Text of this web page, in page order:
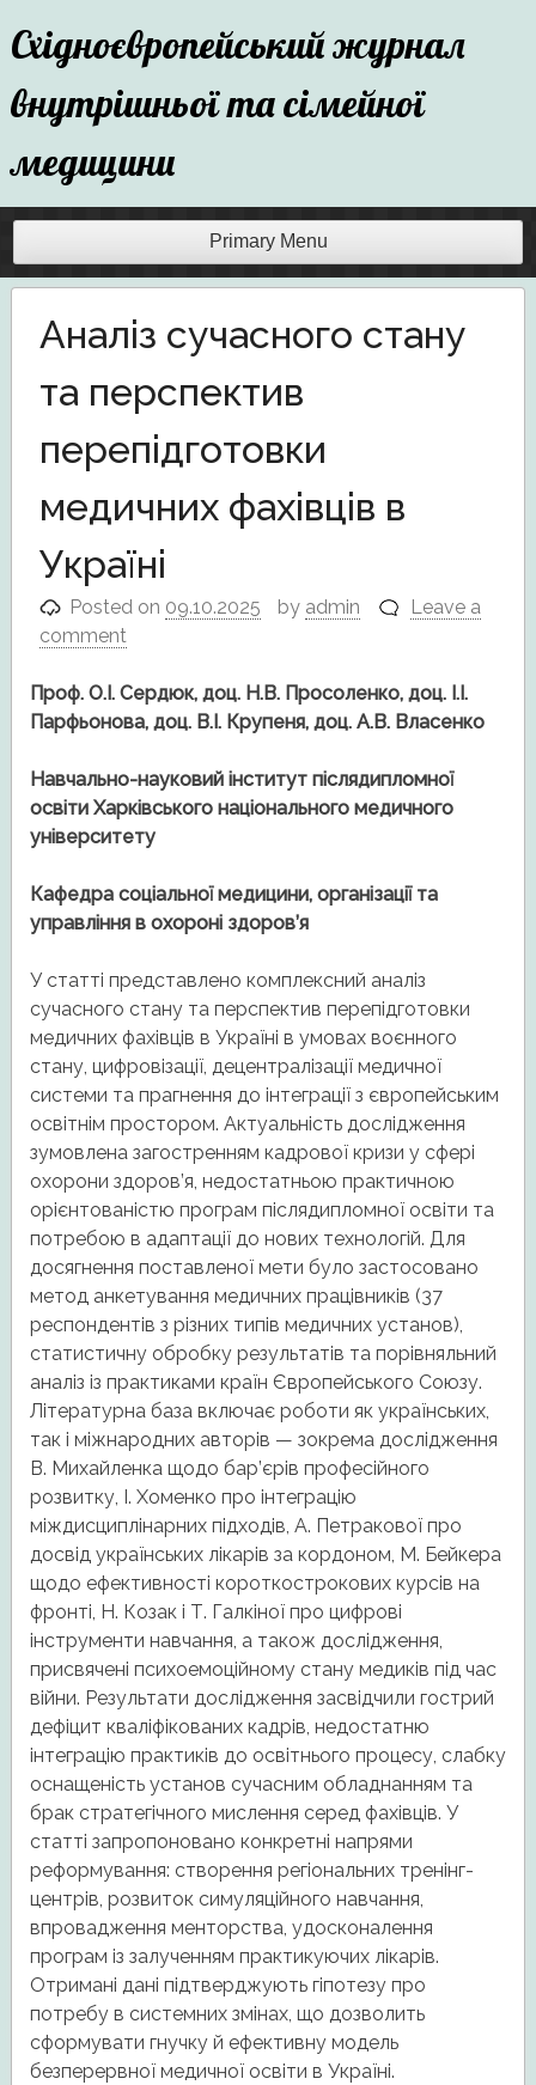
Skip
to
content
Східноєвропейський журнал
внутрішньої та сімейної
медицини
Primary Menu
Аналіз сучасного стану
та перспектив
перепідготовки
медичних фахівців в
Україні
Posted on 09.10.2025 by admin
Leave a
comment
Проф. О.І. Сердюк, доц. Н.В. Просоленко, доц. І.І.
Парфьонова, доц. В.І. Крупеня, доц. А.В. Власенко
Навчально-науковий інститут післядипломної
освіти Харківського національного медичного
університету
Кафедра соціальної медицини, організації та
управління в охороні здоров’я
У статті представлено комплексний аналіз
сучасного стану та перспектив перепідготовки
медичних фахівців в Україні в умовах воєнного
стану, цифровізації, децентралізації медичної
системи та прагнення до інтеграції з європейським
освітнім простором. Актуальність дослідження
зумовлена загостренням кадрової кризи у сфері
охорони здоров’я, недостатньою практичною
орієнтованістю програм післядипломної освіти та
потребою в адаптації до нових технологій. Для
досягнення поставленої мети було застосовано
метод анкетування медичних працівників (37
респондентів з різних типів медичних установ),
статистичну обробку результатів та порівняльний
аналіз із практиками країн Європейського Союзу.
Літературна база включає роботи як українських,
так і міжнародних авторів — зокрема дослідження
В. Михайленка щодо бар’єрів професійного
розвитку, І. Хоменко про інтеграцію
міждисциплінарних підходів, А. Петракової про
досвід українських лікарів за кордоном, М. Бейкера
щодо ефективності короткострокових курсів на
фронті, Н. Козак і Т. Галкіної про цифрові
інструменти навчання, а також дослідження,
присвячені психоемоційному стану медиків під час
війни. Результати дослідження засвідчили гострий
дефіцит кваліфікованих кадрів, недостатню
інтеграцію практиків до освітнього процесу, слабку
оснащеність установ сучасним обладнанням та
брак стратегічного мислення серед фахівців. У
статті запропоновано конкретні напрями
реформування: створення регіональних тренінг-
центрів, розвиток симуляційного навчання,
впровадження менторства, удосконалення
програм із залученням практикуючих лікарів.
Отримані дані підтверджують гіпотезу про
потребу в системних змінах, що дозволить
сформувати гнучку й ефективну модель
безперервної медичної освіти в Україні.